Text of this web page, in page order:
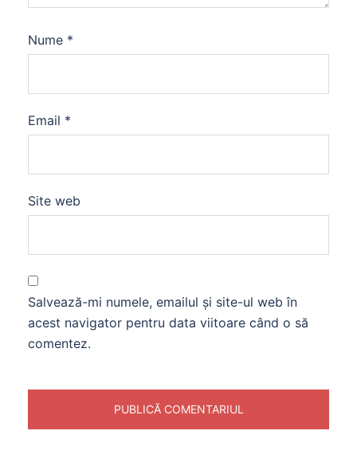
Nume *
Email *
Site web
Salvează-mi numele, emailul și site-ul web în
acest navigator pentru data viitoare când o să
comentez.